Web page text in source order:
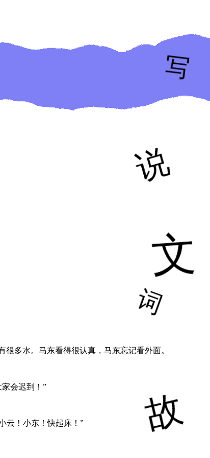
多水。马东看得很认真，马东忘记看外面。
会迟到！”
云！小东！快起床！”